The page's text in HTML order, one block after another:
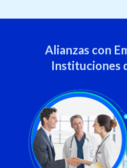
Alianzas con
Instituciones